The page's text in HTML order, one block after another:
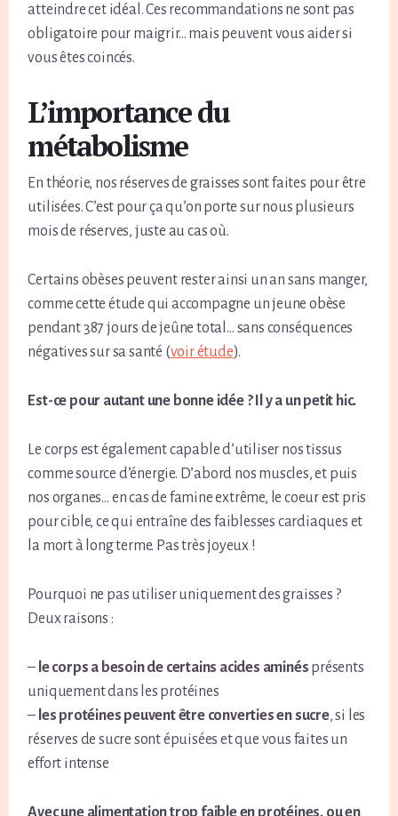
atteindre cet idéal. Ces recommandations ne sont pas
obligatoire pour maigrir… mais peuvent vous aider si
vous êtes coincés.
L’importance du
métabolisme
En théorie, nos réserves de graisses sont faites pour être
utilisées. C’est pour ça qu’on porte sur nous plusieurs
mois de réserves, juste au cas où.
Certains obèses peuvent rester ainsi un an sans manger,
comme cette étude qui accompagne un jeune obèse
pendant 387 jours de jeûne total… sans conséquences
négatives sur sa santé (voir étude).
Est-ce pour autant une bonne idée ? Il y a un petit hic.
Le corps est également capable d’utiliser nos tissus
comme source d’énergie. D’abord nos muscles, et puis
nos organes… en cas de famine extrême, le coeur est pris
pour cible, ce qui entraîne des faiblesses cardiaques et
la mort à long terme. Pas très joyeux !
Pourquoi ne pas utiliser uniquement des graisses ?
Deux raisons :
– le corps a besoin de certains acides aminés présents
uniquement dans les protéines
– les protéines peuvent être converties en sucre, si les
réserves de sucre sont épuisées et que vous faites un
effort intense
Avec une alimentation trop faible en protéines, ou en